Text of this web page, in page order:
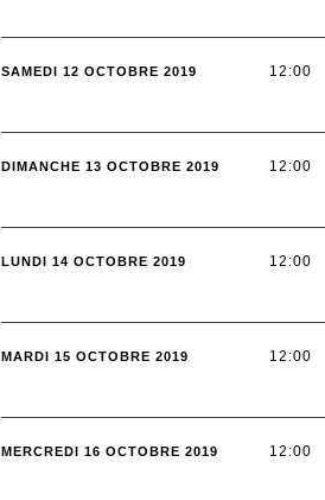
SAMEDI 12 OCTOBRE 2019 12:00
DIMANCHE 13 OCTOBRE 2019 12:00
LUNDI 14 OCTOBRE 2019 12:00
MARDI 15 OCTOBRE 2019 12:00
MERCREDI 16 OCTOBRE 2019 12:00